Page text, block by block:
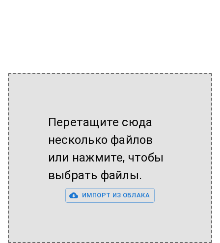
Перетащите сюда
несколько файлов
или нажмите, чтобы
выбрать файлы.
ИМПОРТ ИЗ ОБЛАКА